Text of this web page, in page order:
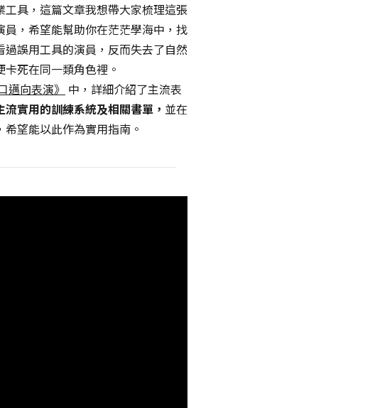
具，這篇文章我想帶大家梳理這張
，希望能幫助你在茫茫學海中，找
誤用工具的演員，反而失去了自然
死在同一類角色裡。
邁向表演》 中，詳細介紹了主流表
流實用的訓練系統及相關書單， 並在
希望能以此作為實用指南。